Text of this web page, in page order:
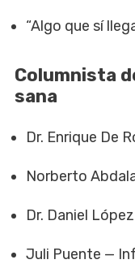
“Algo que sí
Columnista
sana
Dr. Enrique De
Norberto
Dr. Daniel
Juli Puente —